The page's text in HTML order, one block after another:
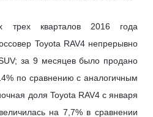
трех кварталов 2016 года
Toyota RAV4 непрерывно
за 9 месяцев было продано
по сравнению с аналогичным
доля Toyota RAV4 с января
на 7,7% в сравнении